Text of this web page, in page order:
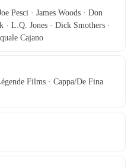
Pesci · James Woods · Don
L.Q. Jones · Dick Smothers ·
Cajano
Films · Cappa/De Fina